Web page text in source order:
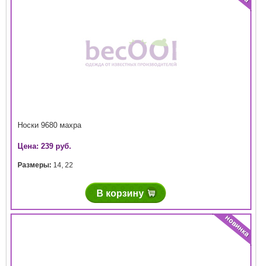
Носки 9680 махра
Цена: 239 руб.
Размеры: 14, 22
В корзину